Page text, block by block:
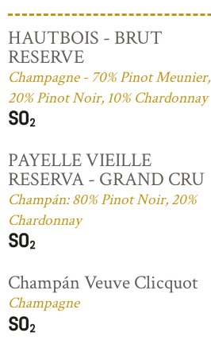
HAUTBOIS - BRUT
RESERVE
Champagne - 70% Pinot Meunier,
20% Pinot Noir, 10% Chardonnay
PAYELLE VIEILLE
RESERVA - GRAND CRU
Champán: 80% Pinot Noir, 20%
Chardonnay
Champán Veuve Clicquot
Champagne